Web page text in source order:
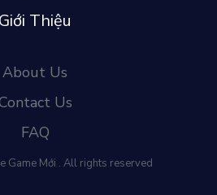
Giới Thiệu
About Us
Us
FAQ
Game Mới . All rights reserved